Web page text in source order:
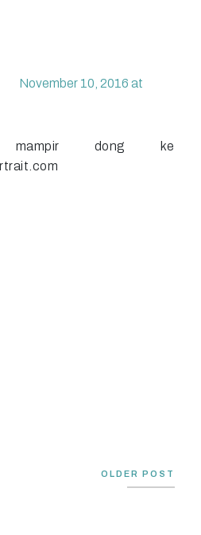
November 10, 2016 at
mampir dong ke
OLDER POST